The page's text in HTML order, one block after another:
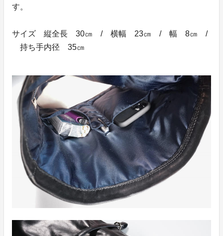
す。
サイズ 縦全長 30㎝ / 横幅 23㎝ / 幅 8㎝ /
持ち手内径 35㎝